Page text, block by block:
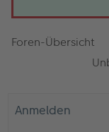
Foren-Übersicht
Anmelden